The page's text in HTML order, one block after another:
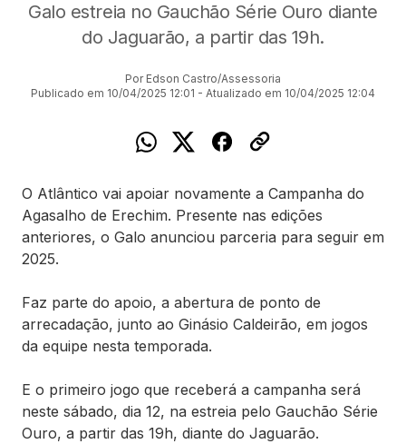
Galo estreia no Gauchão Série Ouro diante
do Jaguarão, a partir das 19h.
Por Edson Castro/Assessoria
Publicado em 10/04/2025 12:01 - Atualizado em 10/04/2025 12:04
O Atlântico vai apoiar novamente a Campanha do
Agasalho de Erechim. Presente nas edições
anteriores, o Galo anunciou parceria para seguir em
2025.
Faz parte do apoio, a abertura de ponto de
arrecadação, junto ao Ginásio Caldeirão, em jogos
da equipe nesta temporada.
E o primeiro jogo que receberá a campanha será
neste sábado, dia 12, na estreia pelo Gauchão Série
Ouro, a partir das 19h, diante do Jaguarão.